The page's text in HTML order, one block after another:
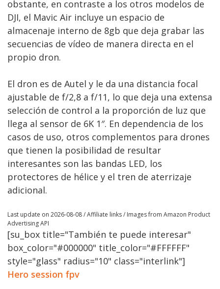
obstante, en contraste a los otros modelos de
DJI, el Mavic Air incluye un espacio de
almacenaje interno de 8gb que deja grabar las
secuencias de vídeo de manera directa en el
propio dron.
El dron es de Autel y le da una distancia focal
ajustable de f/2,8 a f/11, lo que deja una extensa
selección de control a la proporción de luz que
llega al sensor de 6K 1″. En dependencia de los
casos de uso, otros complementos para drones
que tienen la posibilidad de resultar
interesantes son las bandas LED, los
protectores de hélice y el tren de aterrizaje
adicional.
Last update on 2026-08-08 / Affiliate links / Images from Amazon Product
Advertising API
[su_box title="También te puede interesar"
box_color="#000000" title_color="#FFFFFF"
style="glass" radius="10" class="interlink"]
Hero session fpv